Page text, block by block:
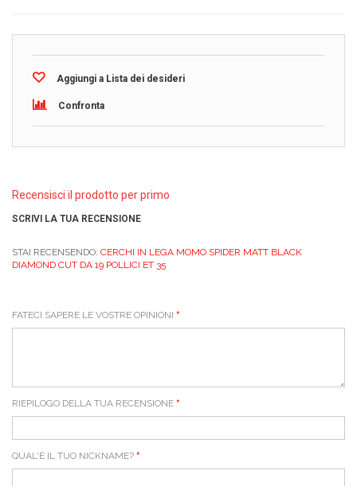
Aggiungi a Lista dei desideri
Confronta
Recensisci il prodotto per primo
SCRIVI LA TUA RECENSIONE
STAI RECENSENDO: CERCHI IN LEGA MOMO SPIDER MATT BLACK
DIAMOND CUT DA 19 POLLICI ET 35
FATECI SAPERE LE VOSTRE OPINIONI
RIEPILOGO DELLA TUA RECENSIONE
QUAL'È IL TUO NICKNAME?